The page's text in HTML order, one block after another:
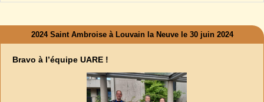
2024 Saint Ambroise à Louvain la Neuve le 30 juin 2024
Bravo à l’équipe UARE !